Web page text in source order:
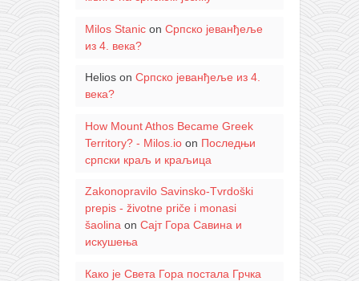
Milos Stanicon Српско јеванђеље
из 4. века?
Helioson Српско јеванђеље из 4.
века?
How Mount Athos Became Greek
Territory? - Milos.ioon Последњи
српски краљ и краљица
Zakonopravilo Savinsko-Tvrdoški
prepis - životne priče i monasi
šaolinaon Сајт Гора Савина и
искушења
Како је Света Гора постала Грчка